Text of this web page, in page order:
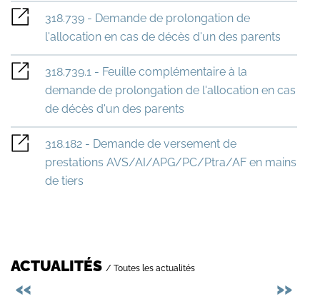
ACTUALITÉS / Toutes les actualités
<< >>
318.739 - Demande de prolongation de
l'allocation en cas de décès d'un des parents
318.739.1 - Feuille complémentaire à la
demande de prolongation de l'allocation en cas
de décès d'un des parents
318.182 - Demande de versement de
prestations AVS/AI/APG/PC/Ptra/AF en mains
de tiers